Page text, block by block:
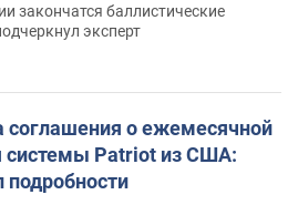
закончатся баллистические
эксперт
соглашения о ежемесячной
системы Patriot из США:
подробности